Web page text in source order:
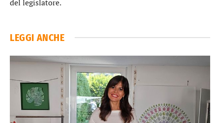
del legislatore.
LEGGI ANCHE